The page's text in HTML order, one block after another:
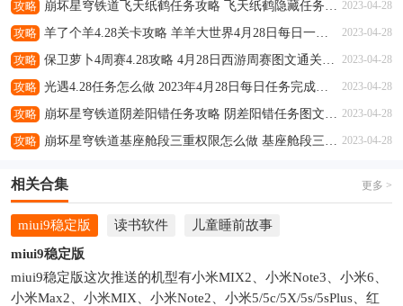
攻略 2023-04-28
攻略 2023-04-28
攻略 2023-04-28
攻略 2023-04-28
攻略 2023-04-28
攻略 2023-04-28
相关合集 更多 >
miui9稳定版 读书软件
儿童睡前故事
miui9稳定版
miui9稳定版这次推送的机型有小米MIX2、小米Note3、小米6、
小米Max2、小米MIX、小米Note2、小米5/5c/5X/5s/5sPlus、红